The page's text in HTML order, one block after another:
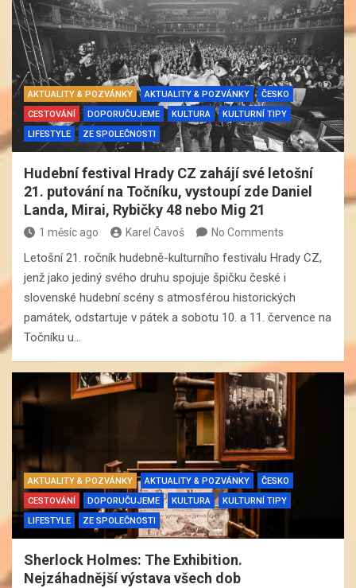
AKTUALITY & POZVÁNKY AKTUALITY & POZVÁNKY
ČESKO
CESTOVÁNÍ
DOPORUČUJEME KULTURA
KULTURNÍ TIPY
LIFESTYLE
ZE SPOLEČNOSTI
Hudební festival Hrady CZ zahájí své letošní
21. putování na Točníku, vystoupí zde Daniel
Landa, Mirai, Rybičky 48 nebo Mig 21
1 měsíc ago Karel Čavoš No Comments
Letošní 21. ročník hudebně-kulturního festivalu Hrady CZ,
jenž jako jediný svého druhu spojuje špičku české i
slovenské hudební scény s atmosférou historických
památek, odstartuje v pátek a sobotu 10. a 11. července na
Točníku u…
AKTUALITY & POZVÁNKY AKTUALITY & POZVÁNKY
ČESKO
CESTOVÁNÍ
DOPORUČUJEME KULTURA
KULTURNÍ TIPY
LIFESTYLE
ZE SPOLEČNOSTI
Sherlock Holmes: The Exhibition.
Nejzáhadnější výstava všech dob